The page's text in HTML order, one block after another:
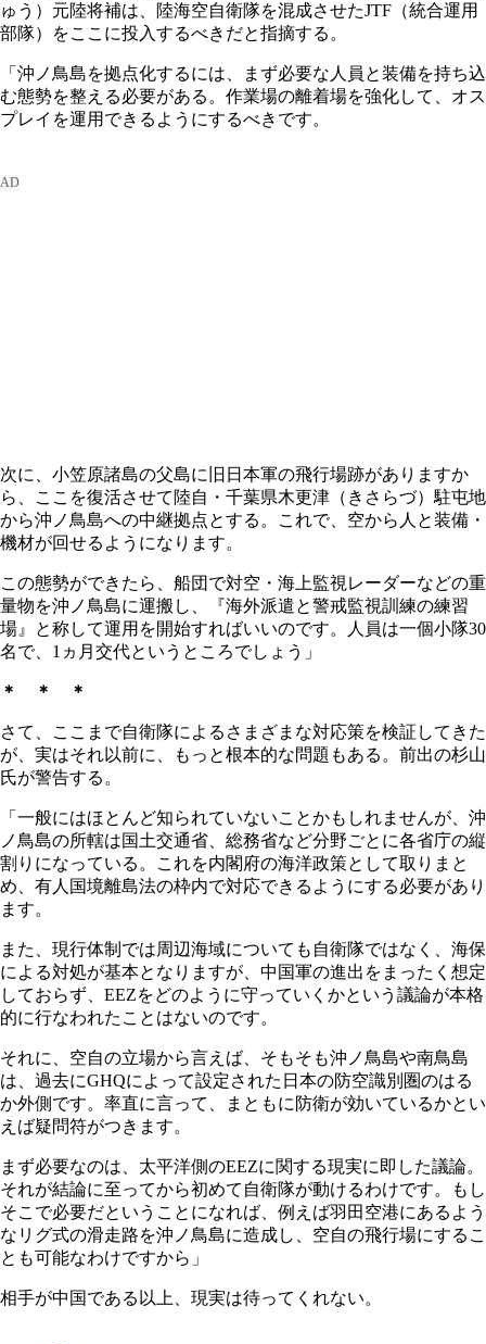
ゅう）元陸将補は、陸海空自衛隊を混成させたJTF（統合運用
部隊）をここに投入するべきだと指摘する。
「沖ノ鳥島を拠点化するには、まず必要な人員と装備を持ち込
む態勢を整える必要がある。作業場の離着場を強化して、オス
プレイを運用できるようにするべきです。
次に、小笠原諸島の父島に旧日本軍の飛行場跡がありますか
ら、ここを復活させて陸自・千葉県木更津（きさらづ）駐屯地
から沖ノ鳥島への中継拠点とする。これで、空から人と装備・
機材が回せるようになります。
この態勢ができたら、船団で対空・海上監視レーダーなどの重
量物を沖ノ鳥島に運搬し、『海外派遣と警戒監視訓練の練習
場』と称して運用を開始すればいいのです。人員は一個小隊30
名で、1ヵ月交代というところでしょう」
＊ ＊ ＊
さて、ここまで自衛隊によるさまざまな対応策を検証してきた
が、実はそれ以前に、もっと根本的な問題もある。前出の杉山
氏が警告する。
「一般にはほとんど知られていないことかもしれませんが、沖
ノ鳥島の所轄は国土交通省、総務省など分野ごとに各省庁の縦
割りになっている。これを内閣府の海洋政策として取りまと
め、有人国境離島法の枠内で対応できるようにする必要があり
ます。
また、現行体制では周辺海域についても自衛隊ではなく、海保
による対処が基本となりますが、中国軍の進出をまったく想定
しておらず、EEZをどのように守っていくかという議論が本格
的に行なわれたことはないのです。
それに、空自の立場から言えば、そもそも沖ノ鳥島や南鳥島
は、過去にGHQによって設定された日本の防空識別圏のはる
か外側です。率直に言って、まともに防衛が効いているかとい
えば疑問符がつきます。
まず必要なのは、太平洋側のEEZに関する現実に即した議論。
それが結論に至ってから初めて自衛隊が動けるわけです。もし
そこで必要だということになれば、例えば羽田空港にあるよう
なリグ式の滑走路を沖ノ鳥島に造成し、空自の飛行場にするこ
とも可能なわけですから」
相手が中国である以上、現実は待ってくれない。